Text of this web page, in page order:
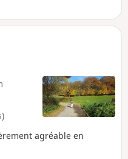
Rouge au départ de la
du village.
agréable en